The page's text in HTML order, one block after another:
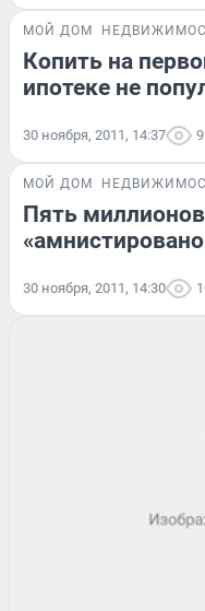
МОЙ ДОМ
Копить на
ипотеке не
30 ноября, 2011, 14:37
МОЙ ДОМ
Пять
30 ноября, 2011, 14:30